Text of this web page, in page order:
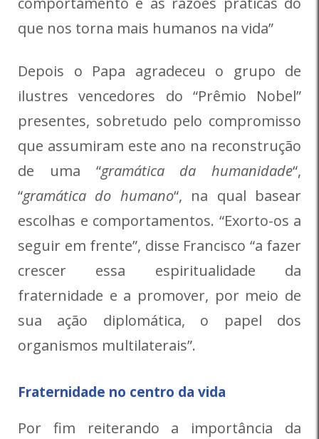
que nos torna mais humanos na vida”
Depois o Papa agradeceu o grupo de
ilustres vencedores do “Prêmio Nobel”
presentes, sobretudo pelo compromisso
que assumiram este ano na reconstrução
de uma “gramática da humanidade“,
“gramática do humano“, na qual basear
escolhas e comportamentos. “Exorto-os a
seguir em frente”, disse Francisco “a fazer
crescer essa espiritualidade da
fraternidade e a promover, por meio de
sua ação diplomática, o papel dos
organismos multilaterais”.
Fraternidade no centro da vida
Por fim reiterando a importância da